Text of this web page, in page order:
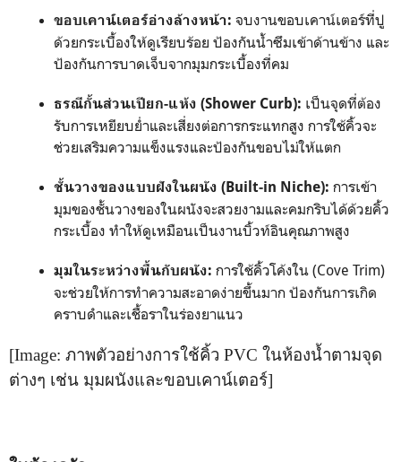
ขอบเคาน์เตอร์อ่างล้างหน้า: จบงานขอบเคาน์เตอร์ที่ปู
ด้วยกระเบื้องให้ดูเรียบร้อย ป้องกันน้ำซึมเข้าด้านข้าง และ
ป้องกันการบาดเจ็บจากมุมกระเบื้องที่คม
ธรณีกั้นส่วนเปียก-แห้ง (Shower Curb): เป็นจุดที่ต้อง
รับการเหยียบย่ำและเสี่ยงต่อการกระแทกสูง การใช้คิ้วจะ
ช่วยเสริมความแข็งแรงและป้องกันขอบไม่ให้แตก
ชั้นวางของแบบฝังในผนัง (Built-in Niche): การเข้า
มุมของชั้นวางของในผนังจะสวยงามและคมกริบได้ด้วยคิ้ว
กระเบื้อง ทำให้ดูเหมือนเป็นงานบิ้วท์อินคุณภาพสูง
มุมในระหว่างพื้นกับผนัง: การใช้คิ้วโค้งใน (Cove Trim)
จะช่วยให้การทำความสะอาดง่ายขึ้นมาก ป้องกันการเกิด
คราบดำและเชื้อราในร่องยาแนว
[Image: ภาพตัวอย่างการใช้คิ้ว PVC ในห้องน้ำตามจุด
ต่างๆ เช่น มุมผนังและขอบเคาน์เตอร์]